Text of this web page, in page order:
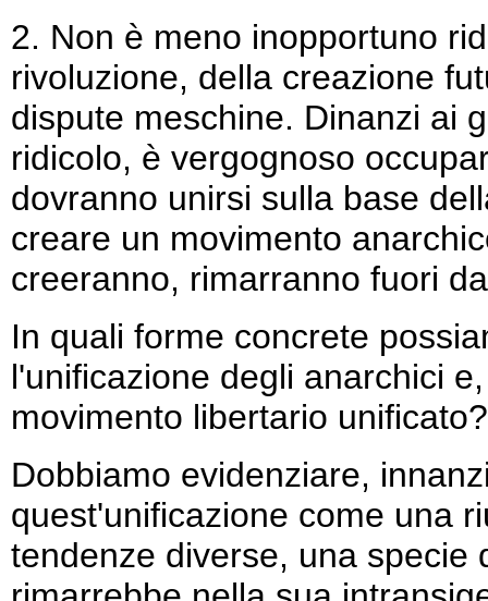
2. Non è meno inopportuno
rivoluzione, della creazione
dispute meschine. Dinanzi ai
ridicolo, è vergognoso
dovranno unirsi sulla base
creare un movimento
creeranno, rimarranno fuori
In quali forme concrete
l'unificazione degli anarchici
movimento libertario unificato?
Dobbiamo evidenziare,
quest'unificazione come una
tendenze diverse, una specie